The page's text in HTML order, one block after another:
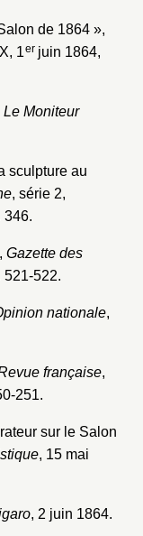
de 1864 »,
1erjuin 1864,
Le Moniteur
sculpture au
, série 2,
346.
Gazette des
521-522.
nationale,
française,
251.
sur le Salon
, 15 mai
, 2 juin 1864.
la